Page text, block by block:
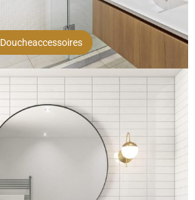
Doucheaccessoires